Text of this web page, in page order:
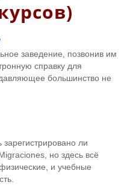
заведение, позвонив им
справку для
большинство не
ли
но здесь всё
и учебные